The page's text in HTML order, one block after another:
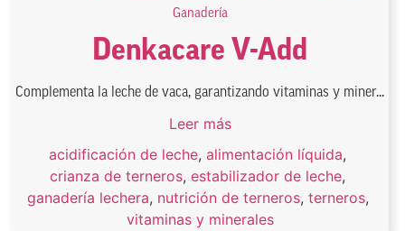
Ganadería
Denkacare V-Add
Complementa la leche de vaca, garantizando vitaminas y miner...
Leer más
acidificación de leche, alimentación líquida,
crianza de terneros, estabilizador de leche,
ganadería lechera, nutrición de terneros, terneros,
vitaminas y minerales